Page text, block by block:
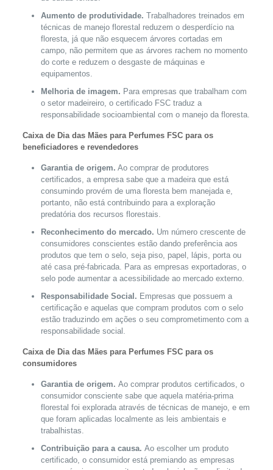
Aumento de produtividade. Trabalhadores treinados em
técnicas de manejo florestal reduzem o desperdício na
floresta, já que não esquecem árvores cortadas em
campo, não permitem que as árvores rachem no momento
do corte e reduzem o desgaste de máquinas e
equipamentos.
Melhoria de imagem. Para empresas que trabalham com
o setor madeireiro, o certificado FSC traduz a
responsabilidade socioambiental com o manejo da floresta.
Caixa de Dia das Mães para Perfumes FSC para os
beneficiadores e revendedores
Garantia de origem. Ao comprar de produtores
certificados, a empresa sabe que a madeira que está
consumindo provém de uma floresta bem manejada e,
portanto, não está contribuindo para a exploração
predatória dos recursos florestais.
Reconhecimento do mercado. Um número crescente de
consumidores conscientes estão dando preferência aos
produtos que tem o selo, seja piso, papel, lápis, porta ou
até casa pré-fabricada. Para as empresas exportadoras, o
selo pode aumentar a acessibilidade ao mercado externo.
Responsabilidade Social. Empresas que possuem a
certificação e aquelas que compram produtos com o selo
estão traduzindo em ações o seu comprometimento com a
responsabilidade social.
Caixa de Dia das Mães para Perfumes FSC para os
consumidores
Garantia de origem. Ao comprar produtos certificados, o
consumidor consciente sabe que aquela matéria-prima
florestal foi explorada através de técnicas de manejo, e em
que foram aplicadas localmente as leis ambientais e
trabalhistas.
Contribuição para a causa. Ao escolher um produto
certificado, o consumidor está premiando as empresas